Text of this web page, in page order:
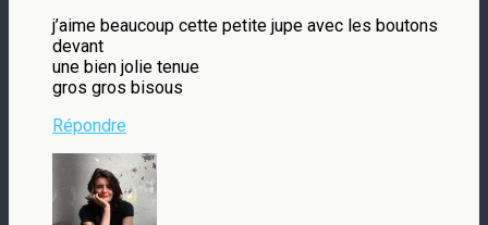
j’aime beaucoup cette petite jupe avec les boutons
devant
une bien jolie tenue
gros gros bisous
Répondre